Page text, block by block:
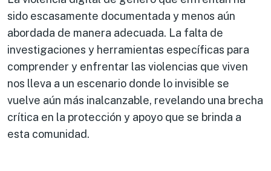
sido escasamente documentada y menos aún
abordada de manera adecuada. La falta de
investigaciones y herramientas específicas para
comprender y enfrentar las violencias que viven
nos lleva a un escenario donde lo invisible se
vuelve aún más inalcanzable, revelando una brecha
crítica en la protección y apoyo que se brinda a
esta comunidad.